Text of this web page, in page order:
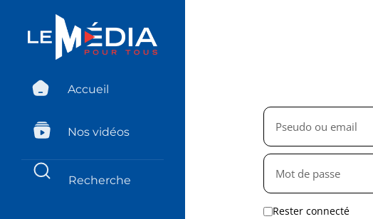
Accueil
Nos vidéos
Rester connecté